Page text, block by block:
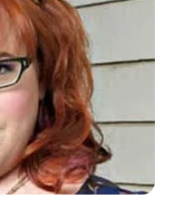
Vluyn und Kamp-
von rund 40 km um
der Stadt Moers
Burg
das Grafschafter
Der zum